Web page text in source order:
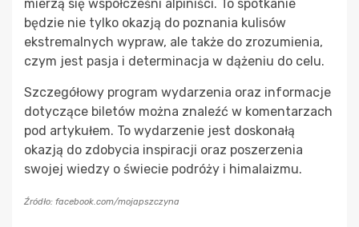
mierzą się współcześni alpiniści. To spotkanie
będzie nie tylko okazją do poznania kulisów
ekstremalnych wypraw, ale także do zrozumienia,
czym jest pasja i determinacja w dążeniu do celu.
Szczegółowy program wydarzenia oraz informacje
dotyczące biletów można znaleźć w komentarzach
pod artykułem. To wydarzenie jest doskonałą
okazją do zdobycia inspiracji oraz poszerzenia
swojej wiedzy o świecie podróży i himalaizmu.
Źródło: facebook.com/mojapszczyna